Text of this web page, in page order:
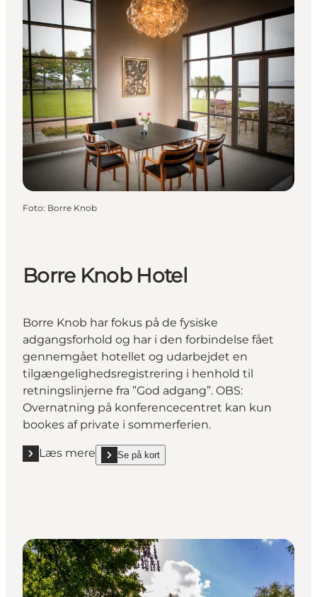
Foto: Borre Knob
Borre Knob Hotel
Borre Knob har fokus på de fysiske
adgangsforhold og har i den forbindelse fået
gennemgået hotellet og udarbejdet en
tilgængelighedsregistrering i henhold til
retningslinjerne fra ”God adgang”. OBS:
Overnatning på konferencecentret kan kun
bookes af private i sommerferien.
Læs mere
Læs mere "Borre Knob Hotel"
Se på kort
show Borre Knob Hotel on_map